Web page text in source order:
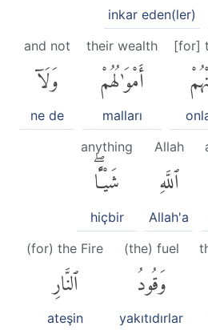
inkar eden(ler)
[for]
their wealth
أَمْوَٰلُهُمْ
malları
and not
وَلَآ
ne de
Allah
ٱللَّهِ
Allah'a
anything
شَيْـًٔاۖ
hiçbir
(the) fuel
وَقُودُ
yakıtıdırlar
(for) the Fire
ٱلنَّارِ
ateşin